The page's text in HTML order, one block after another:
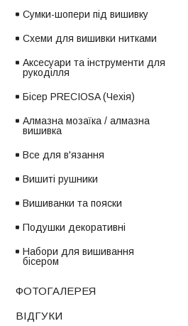
Сумки-шопери під вишивку
Схеми для вишивки нитками
Аксесуари та інструменти для
рукоділля
Бісер PRECIOSA (Чехія)
Алмазна мозаїка / алмазна
вишивка
Все для в'язання
Вишиті рушники
Вишиванки та пояски
Подушки декоративні
Набори для вишивання
бісером
ФОТОГАЛЕРЕЯ
ВІДГУКИ